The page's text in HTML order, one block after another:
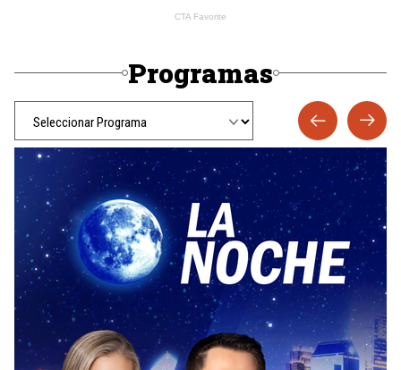
Programas